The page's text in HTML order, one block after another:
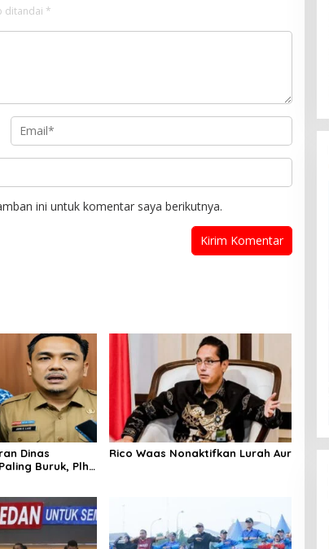
ditandai *
ini untuk komentar saya berikutnya.
Dinas
Buruk, Plh
Rico Waas Nonaktifkan Lurah Aur